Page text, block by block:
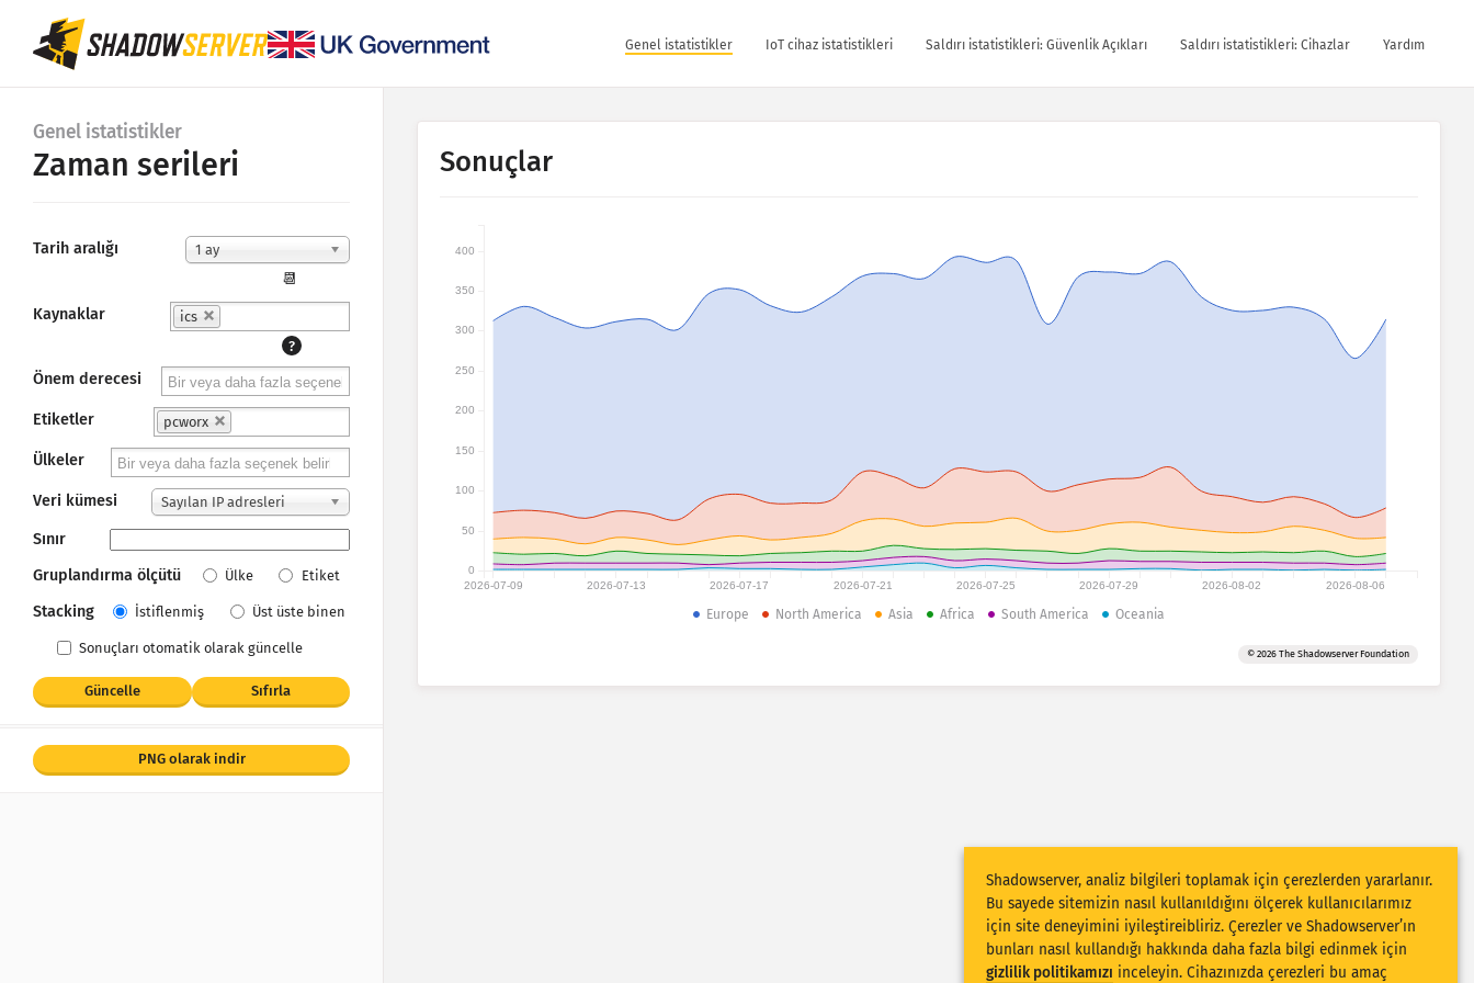
Genel istatistikler IoT cihaz istatistikleri Saldırı istatistikleri: Güvenlik Açıkları Saldırı istatistikleri: Cihazlar Yardım
Genel istatistikler
Zaman serileri
Tarih aralığı 1 ay
📆
Kaynaklar
ics
?
Önem derecesi
Etiketler pcworx
Ülkeler
Veri kümesi Sayılan IP adresleri
Sınır
Gruplandırma ölçütü
Ülke Etiket
Stacking İstiflenmiş Üst üste binen
Sonuçları otomatik olarak güncelle
Güncelle Sıfırla
PNG olarak indir
Sonuçlar
2026-07-09 2026-07-13 2026-07-17 2026-07-21 2026-07-25 2026-07-29 2026-08-02 2026-08-06
0
50
100
150
200
250
300
350
400
Europe North America Asia Africa South America Oceania
© 2026 The Shadowserver Foundation
Shadowserver, analiz bilgileri toplamak için çerezlerden yararlanır.
Bu sayede sitemizin nasıl kullanıldığını ölçerek kullanıcılarımız
için site deneyimini iyileştireibliriz. Çerezler ve Shadowserver’ın
bunları nasıl kullandığı hakkında daha fazla bilgi edinmek için
gizlilik politikamızı inceleyin. Cihazınızda çerezleri bu amaç